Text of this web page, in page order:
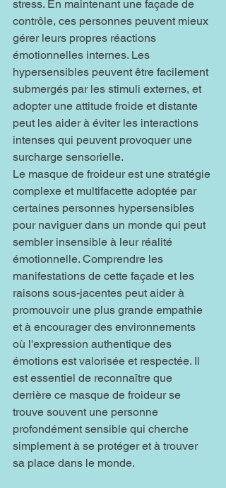
stress. En maintenant une façade de
contrôle, ces personnes peuvent mieux
gérer leurs propres réactions
émotionnelles internes. Les
hypersensibles peuvent être facilement
submergés par les stimuli externes, et
adopter une attitude froide et distante
peut les aider à éviter les interactions
intenses qui peuvent provoquer une
surcharge sensorielle.
Le masque de froideur est une stratégie
complexe et multifacette adoptée par
certaines personnes hypersensibles
pour naviguer dans un monde qui peut
sembler insensible à leur réalité
émotionnelle. Comprendre les
manifestations de cette façade et les
raisons sous-jacentes peut aider à
promouvoir une plus grande empathie
et à encourager des environnements
où l'expression authentique des
émotions est valorisée et respectée. Il
est essentiel de reconnaître que
derrière ce masque de froideur se
trouve souvent une personne
profondément sensible qui cherche
simplement à se protéger et à trouver
sa place dans le monde.